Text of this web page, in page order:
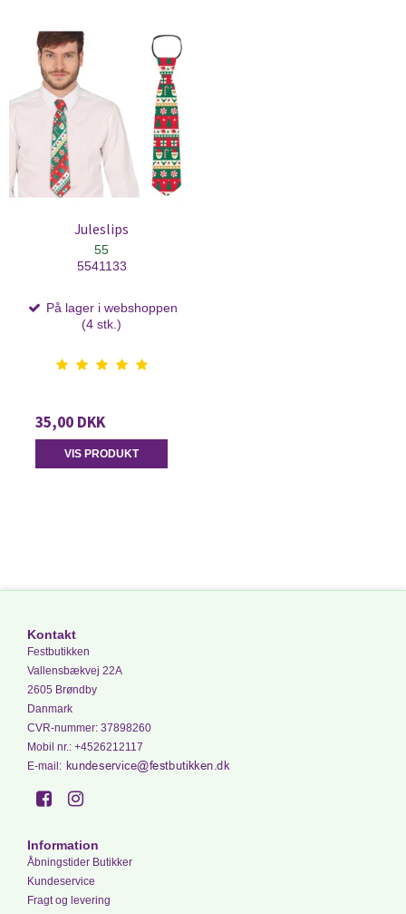
Juleslips
55
5541133
På lager i webshoppen
(4 stk.)
35,00 DKK
VIS PRODUKT
Kontakt
Festbutikken
Vallensbækvej 22A
2605 Brøndby
Danmark
CVR-nummer: 37898260
Mobil nr.: +4526212117
E-mail :
Information
Åbningstider Butikker
Kundeservice
Fragt og levering